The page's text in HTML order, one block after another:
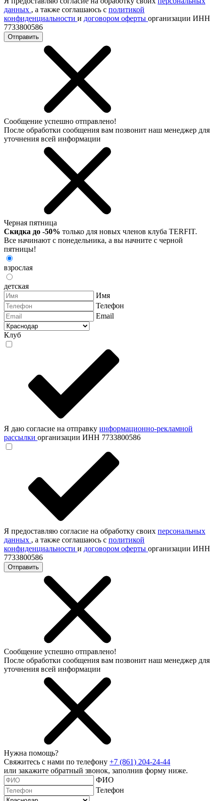
данных , а также соглашаюсь с политикой
конфиденциальности и договором оферты организации ИНН
7733800586
Отправить
Сообщение успешно отправлено!
После обработки сообщения вам позвонит наш менеджер для
уточнения всей информации
Черная пятница
Скидка до -50% только для новых членов клуба TERFIT.
Все начинают с понедельника, а вы начните с черной
пятницы!
взрослая
детская
Имя
Телефон
Email
Клуб
Я даю согласие на отправку информационно-рекламной
рассылки организации ИНН 7733800586
Я предоставляю согласие на обработку своих персональных
данных , а также соглашаюсь с политикой
конфиденциальности и договором оферты организации ИНН
7733800586
Отправить
Сообщение успешно отправлено!
После обработки сообщения вам позвонит наш менеджер для
уточнения всей информации
Нужна помощь?
Свяжитесь с нами по телефону +7 (861) 204-24-44
или закажите обратный звонок, заполнив форму ниже.
ФИО
Телефон